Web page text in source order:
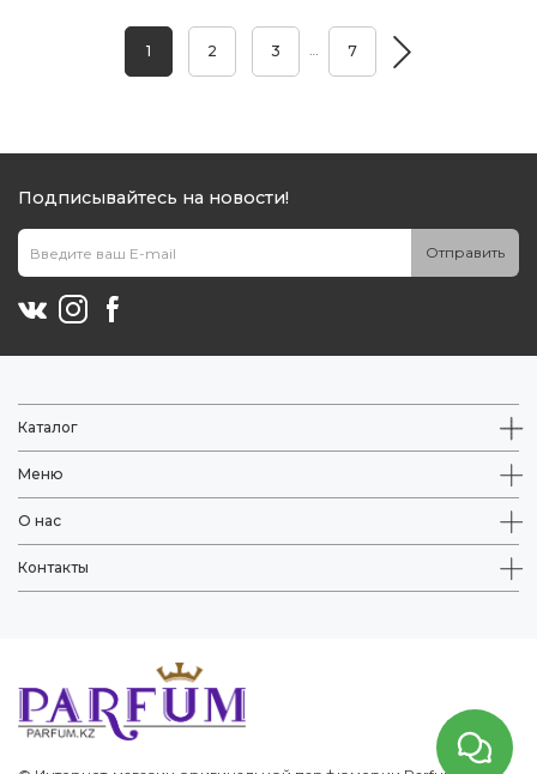
1 2 3 … 7
Подписывайтесь на новости!
Отправить
Каталог
Меню
О нас
Контакты